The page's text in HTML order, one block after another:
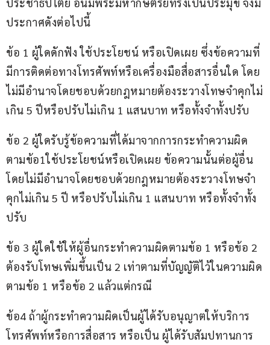
ประชาธิปไตย อันมีพระมหากษัตริย์ทรงเป็นประมุข จึงมี
ประกาศดังต่อไปนี้
ข้อ 1 ผู้ใดดักฟัง ใช้ประโยชน์ หรือเปิดเผย ซึ่งข้อความที่
มีการติดต่อทางโทรศัพท์หรือเครื่องมือสื่อสารอื่นใด โดย
ไม่มีอำนาจโดยชอบด้วยกฎหมายต้องระวางโทษจำคุกไม่
เกิน 5 ปีหรือปรับไม่เกิน 1 แสนบาท หรือทั้งจำทั้งปรับ
ข้อ 2 ผู้ใดรับรู้ข้อความที่ได้มาจากการกระทำความผิด
ตามข้อ1ใช้ประโยชน์หรือเปิดเผย ข้อความนั้นต่อผู้อื่น
โดยไม่มีอำนาจโดยชอบด้วยกฎหมายต้องระวางโทษจำ
คุกไม่เกิน 5 ปี หรือปรับไม่เกิน 1 แสนบาท หรือทั้งจำทั้ง
ปรับ
ข้อ 3 ผู้ใดใช้ให้ผู้อื่นกระทำความผิดตามข้อ 1 หรือข้อ 2
ต้องรับโทษเพิ่มขึ้นเป็น 2 เท่าตามที่บัญญัติไว้ในความผิด
ตามข้อ 1 หรือข้อ 2 แล้วแต่กรณี
ข้อ4 ถ้าผู้กระทำความผิดเป็นผู้ได้รับอนุญาตให้บริการ
โทรศัพท์หรือการสื่อสาร หรือเป็น ผู้ได้รับสัมปทานการ